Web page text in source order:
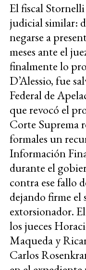
El fiscal
judicial similar:
negarse a
meses ante el
finalmente lo
D’Alessio, fue
Federal de
que revocó el
Corte Suprema
formales un
Información
durante el
contra ese fallo
dejando firme el
extorsionador.
los jueces
Maqueda y
Carlos